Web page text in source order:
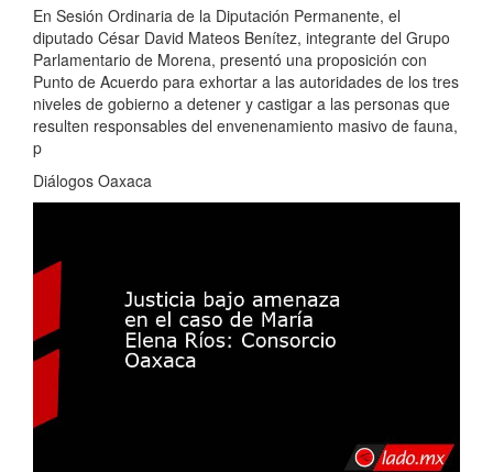
En Sesión Ordinaria de la Diputación Permanente, el
diputado César David Mateos Benítez, integrante del Grupo
Parlamentario de Morena, presentó una proposición con
Punto de Acuerdo para exhortar a las autoridades de los tres
niveles de gobierno a detener y castigar a las personas que
resulten responsables del envenenamiento masivo de fauna,
p
Diálogos Oaxaca